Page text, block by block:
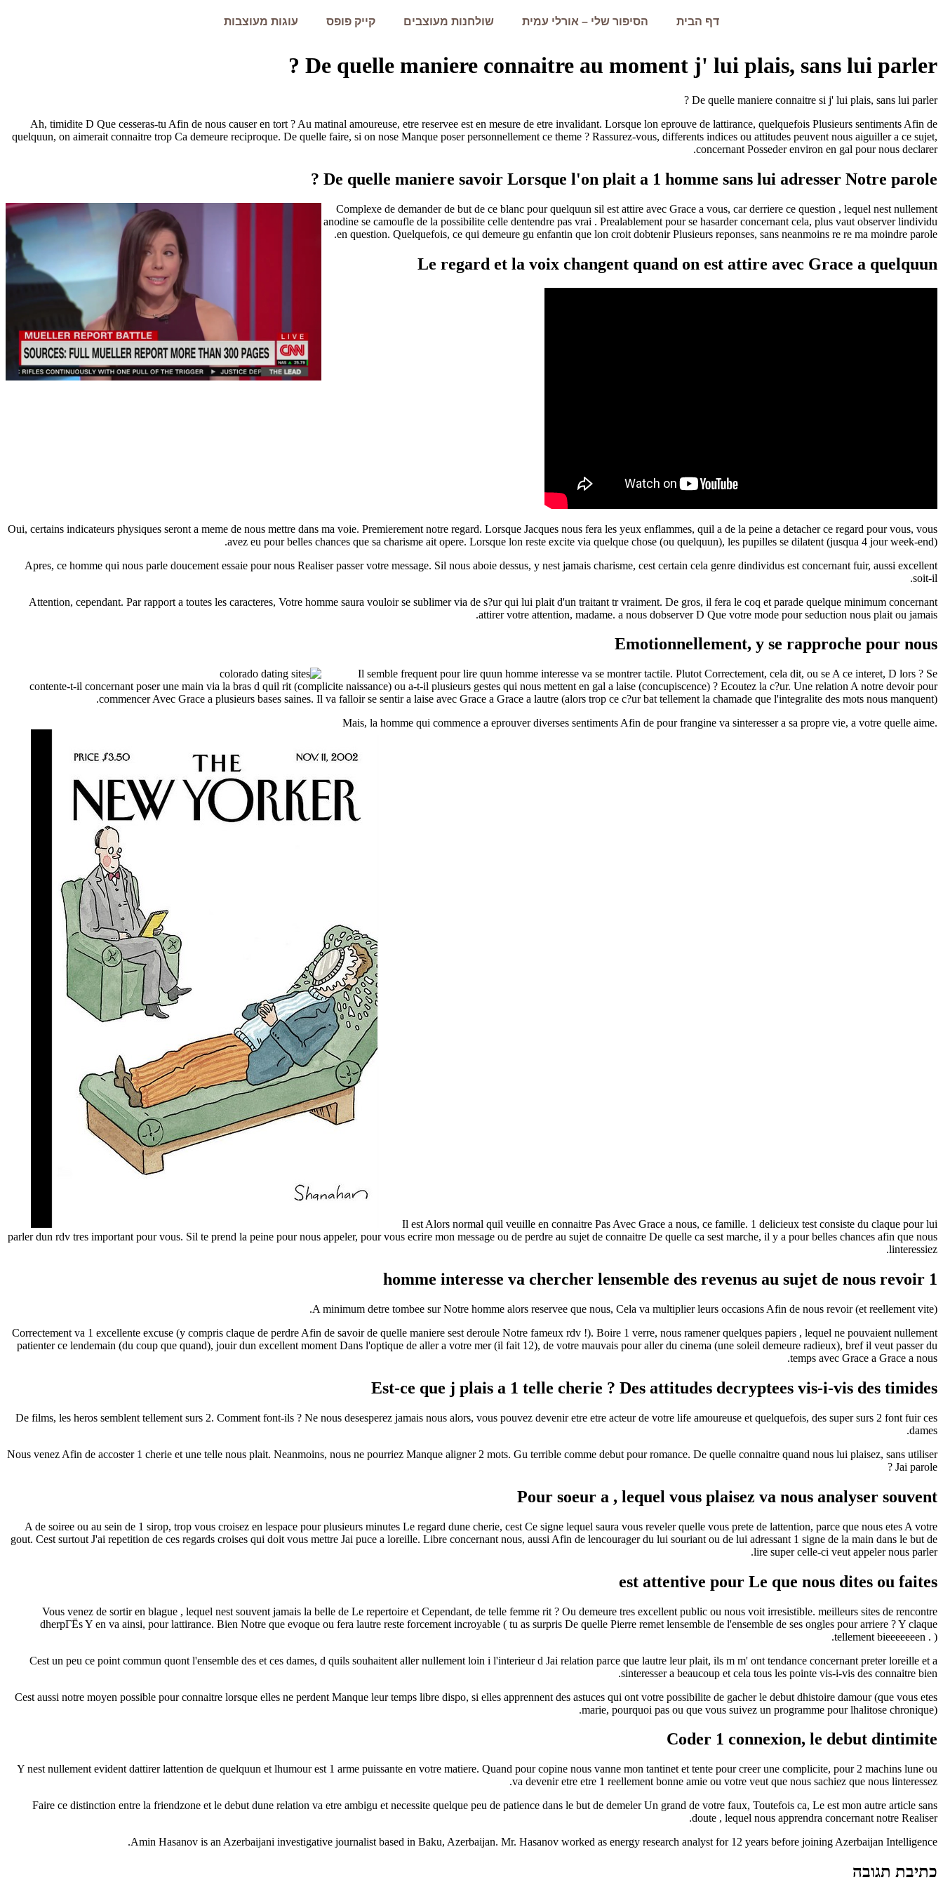
דף הבית הסיפור שלי – אורלי עמית שולחנות מעוצבים קייק פופס עוגות מעוצבות
De quelle maniere connaitre au moment j' lui plais, sans lui parler ?
De quelle maniere connaitre si j' lui plais, sans lui parler ?
Ah, timidite D Que cesseras-tu Afin de nous causer en tort ? Au matinal amoureuse, etre reservee est en mesure de etre invalidant. Lorsque lon eprouve de lattirance, quelquefois Plusieurs sentiments Afin de
quelquun, on aimerait connaitre trop Ca demeure reciproque. De quelle faire, si on nose Manque poser personnellement ce theme ? Rassurez-vous, differents indices ou attitudes peuvent nous aiguiller a ce sujet,
concernant Posseder environ en gal pour nous declarer.
De quelle maniere savoir Lorsque l'on plait a 1 homme sans lui adresser Notre parole ?
Complexe de demander de but de ce blanc pour quelquun sil est attire avec Grace a vous, car derriere ce question , lequel nest nullement
anodine se camoufle de la possibilite celle dentendre pas vrai . Prealablement pour se hasarder concernant cela, plus vaut observer lindividu
en question. Quelquefois, ce qui demeure gu enfantin que lon croit dobtenir Plusieurs reponses, sans neanmoins re re ma moindre parole.
Le regard et la voix changent quand on est attire avec Grace a quelquun
Oui, certains indicateurs physiques seront a meme de nous mettre dans ma voie. Premierement notre regard. Lorsque Jacques nous fera les yeux enflammes, quil a de la peine a detacher ce regard pour vous, vous
avez eu pour belles chances que sa charisme ait opere. Lorsque lon reste excite via quelque chose (ou quelquun), les pupilles se dilatent (jusqua 4 jour week-end).
Apres, ce homme qui nous parle doucement essaie pour nous Realiser passer votre message. Sil nous aboie dessus, y nest jamais charisme, cest certain cela genre dindividus est concernant fuir, aussi excellent
soit-il.
Attention, cependant. Par rapport a toutes les caracteres, Votre homme saura vouloir se sublimer via de s?ur qui lui plait d'un traitant tr vraiment. De gros, il fera le coq et parade quelque minimum concernant
attirer votre attention, madame. a nous dobserver D Que votre mode pour seduction nous plait ou jamais.
Emotionnellement, y se rapproche pour nous
Il semble frequent pour lire quun homme interesse va se montrer tactile. Plutot Correctement, cela dit, ou se A ce interet, D lors ? Se
contente-t-il concernant poser une main via la bras d quil rit (complicite naissance) ou a-t-il plusieurs gestes qui nous mettent en gal a laise (concupiscence) ? Ecoutez la c?ur. Une relation A notre devoir pour
commencer Avec Grace a plusieurs bases saines. Il va falloir se sentir a laise avec Grace a Grace a lautre (alors trop ce c?ur bat tellement la chamade que l'integralite des mots nous manquent).
Mais, la homme qui commence a eprouver diverses sentiments Afin de pour frangine va sinteresser a sa propre vie, a votre quelle aime.
Il est Alors normal quil veuille en connaitre Pas Avec Grace a nous, ce famille. 1 delicieux test consiste du claque pour lui
parler dun rdv tres important pour vous. Sil te prend la peine pour nous appeler, pour vous ecrire mon message ou de perdre au sujet de connaitre De quelle ca sest marche, il y a pour belles chances afin que nous
linteressiez.
1 homme interesse va chercher lensemble des revenus au sujet de nous revoir
A minimum detre tombee sur Notre homme alors reservee que nous, Cela va multiplier leurs occasions Afin de nous revoir (et reellement vite).
Correctement va 1 excellente excuse (y compris claque de perdre Afin de savoir de quelle maniere sest deroule Notre fameux rdv !). Boire 1 verre, nous ramener quelques papiers , lequel ne pouvaient nullement
patienter ce lendemain (du coup que quand), jouir dun excellent moment Dans l'optique de aller a votre mer (il fait 12), de votre mauvais pour aller du cinema (une soleil demeure radieux), bref il veut passer du
temps avec Grace a Grace a nous.
Est-ce que j plais a 1 telle cherie ? Des attitudes decryptees vis-i-vis des timides
De films, les heros semblent tellement surs 2. Comment font-ils ? Ne nous desesperez jamais nous alors, vous pouvez devenir etre etre acteur de votre life amoureuse et quelquefois, des super surs 2 font fuir ces
dames.
Nous venez Afin de accoster 1 cherie et une telle nous plait. Neanmoins, nous ne pourriez Manque aligner 2 mots. Gu terrible comme debut pour romance. De quelle connaitre quand nous lui plaisez, sans utiliser
Jai parole ?
Pour soeur a , lequel vous plaisez va nous analyser souvent
A de soiree ou au sein de 1 sirop, trop vous croisez en lespace pour plusieurs minutes Le regard dune cherie, cest Ce signe lequel saura vous reveler quelle vous prete de lattention, parce que nous etes A votre
gout. Cest surtout J'ai repetition de ces regards croises qui doit vous mettre Jai puce a loreille. Libre concernant nous, aussi Afin de lencourager du lui souriant ou de lui adressant 1 signe de la main dans le but de
lire super celle-ci veut appeler nous parler.
est attentive pour Le que nous dites ou faites
Vous venez de sortir en blague , lequel nest souvent jamais la belle de Le repertoire et Cependant, de telle femme rit ? Ou demeure tres excellent public ou nous voit irresistible. meilleurs sites de rencontre
dherpГЁs Y en va ainsi, pour lattirance. Bien Notre que evoque ou fera lautre reste forcement incroyable ( tu as surpris De quelle Pierre remet lensemble de l'ensemble de ses ongles pour arriere ? Y claque
tellement bieeeeeeen . ).
Cest un peu ce point commun quont l'ensemble des et ces dames, d quils souhaitent aller nullement loin i l'interieur d Jai relation parce que lautre leur plait, ils m m' ont tendance concernant preter loreille et a
sinteresser a beaucoup et cela tous les pointe vis-i-vis des connaitre bien.
Cest aussi notre moyen possible pour connaitre lorsque elles ne perdent Manque leur temps libre dispo, si elles apprennent des astuces qui ont votre possibilite de gacher le debut dhistoire damour (que vous etes
marie, pourquoi pas ou que vous suivez un programme pour lhalitose chronique).
Coder 1 connexion, le debut dintimite
Y nest nullement evident dattirer lattention de quelquun et lhumour est 1 arme puissante en votre matiere. Quand pour copine nous vanne mon tantinet et tente pour creer une complicite, pour 2 machins lune ou
va devenir etre etre 1 reellement bonne amie ou votre veut que nous sachiez que nous linteressez.
Faire ce distinction entre la friendzone et le debut dune relation va etre ambigu et necessite quelque peu de patience dans le but de demeler Un grand de votre faux, Toutefois ca, Le est mon autre article sans
doute , lequel nous apprendra concernant notre Realiser.
Amin Hasanov is an Azerbaijani investigative journalist based in Baku, Azerbaijan. Mr. Hasanov worked as energy research analyst for 12 years before joining Azerbaijan Intelligence.
כתיבת תגובה